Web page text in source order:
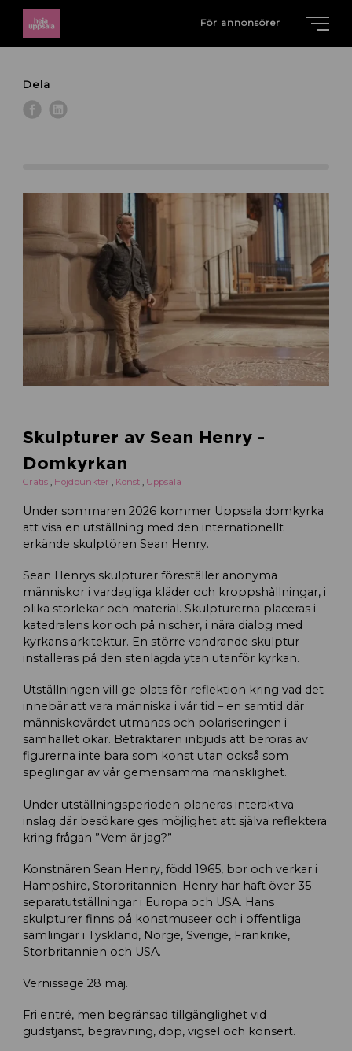
För annonsörer
Dela
Skulpturer av Sean Henry -
Domkyrkan
Gratis Höjdpunkter Konst Uppsala
Under sommaren 2026 kommer Uppsala domkyrka
att visa en utställning med den internationellt
erkände skulptören Sean Henry.
Sean Henrys skulpturer föreställer anonyma
människor i vardagliga kläder och kroppshållningar, i
olika storlekar och material. Skulpturerna placeras i
katedralens kor och på nischer, i nära dialog med
kyrkans arkitektur. En större vandrande skulptur
installeras på den stenlagda ytan utanför kyrkan.
Utställningen vill ge plats för reflektion kring vad det
innebär att vara människa i vår tid – en samtid där
människovärdet utmanas och polariseringen i
samhället ökar. Betraktaren inbjuds att beröras av
figurerna inte bara som konst utan också som
speglingar av vår gemensamma mänsklighet.
Under utställningsperioden planeras interaktiva
inslag där besökare ges möjlighet att själva reflektera
kring frågan ”Vem är jag?”
Konstnären Sean Henry, född 1965, bor och verkar i
Hampshire, Storbritannien. Henry har haft över 35
separatutställningar i Europa och USA. Hans
skulpturer finns på konstmuseer och i offentliga
samlingar i Tyskland, Norge, Sverige, Frankrike,
Storbritannien och USA.
Vernissage 28 maj.
Fri entré, men begränsad tillgänglighet vid
gudstjänst, begravning, dop, vigsel och konsert.